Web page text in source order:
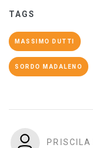
TAGS
MASSIMO DUTTI
SORDO MADALENO